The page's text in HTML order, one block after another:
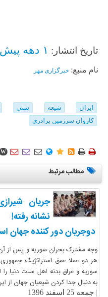
تاریخ انتشار: ۱ دهه پیش
نام منبع: خبرگزاری مهر
ایران شیعه سنی
کاروان سرزمین برادری
W        
مطالب مرتبط
جریان
نشانه رفته!
دوجریان دور کننده جهان
وجه مشترک بحران سوریه و پس از
هر دو عملا عمق استراتژیک جمهوری
سوریه و عراق بدنه اهل سنت دنیا
به دنبال جدا کردن شیعیان جهان از
| جمعه 25 اسفند 1396